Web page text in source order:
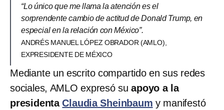
“Lo único que me llama la atención es el
sorprendente cambio de actitud de Donald Trump, en
especial en la relación con México”.
ANDRÉS MANUEL LÓPEZ OBRADOR (AMLO),
EXPRESIDENTE DE MÉXICO
Mediante un escrito compartido en sus redes
sociales, AMLO expresó suapoyo a la
presidentaClaudia Sheinbaum y manifestó